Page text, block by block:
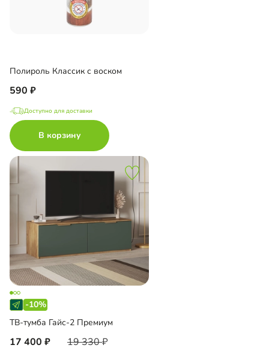
Полироль Классик с воском
590
Доступно для доставки
В корзину
-10%
ТВ-тумба Гайс-2 Премиум
17 400 19 330